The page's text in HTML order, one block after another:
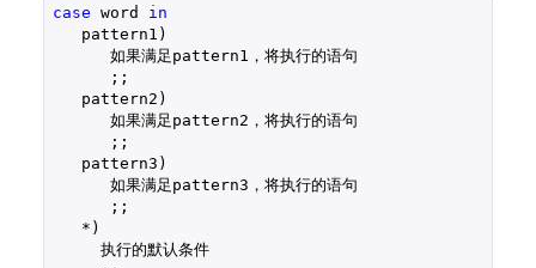
case word in
   pattern1)
      如果满足pattern1，将执行的语句
      ;;
   pattern2)
      如果满足pattern2，将执行的语句
      ;;
   pattern3)
      如果满足pattern3，将执行的语句
      ;;
   *)
     执行的默认条件